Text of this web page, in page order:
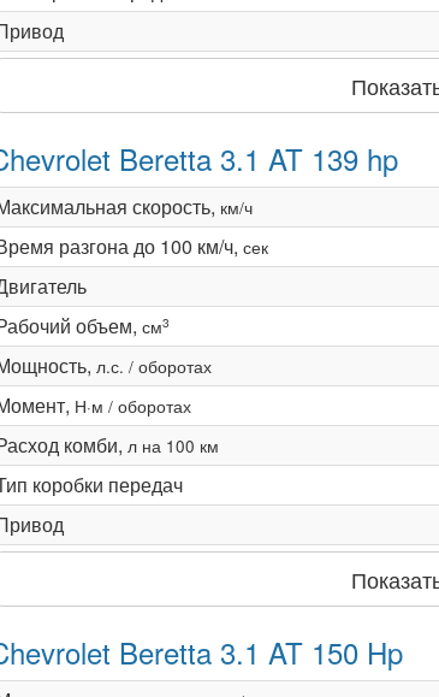
Beretta 3.1 AT 139 hp
скорость, км/ч
разгона до 100 км/ч, сек
объем, см3
л.с. / оборотах
Н·м / оборотах
комби, л на 100 км
коробки передач
Beretta 3.1 AT 150 Hp